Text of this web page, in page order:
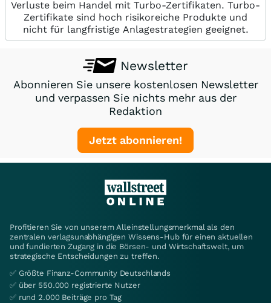
Verluste beim Handel mit Turbo-Zertifikaten. Turbo-
Zertifikate sind hoch risikoreiche Produkte und
nicht für langfristige Anlagestrategien geeignet.
Newsletter
Abonnieren Sie unsere kostenlosen Newsletter
und verpassen Sie nichts mehr aus der
Redaktion
Jetzt abonnieren!
Profitieren Sie von unserem Alleinstellungsmerkmal als den
zentralen verlagsunabhängigen Wissens-Hub für einen aktuellen
und fundierten Zugang in die Börsen- und Wirtschaftswelt, um
strategische Entscheidungen zu treffen.
✅ Größte Finanz-Community Deutschlands
✅ über 550.000 registrierte Nutzer
✅ rund 2.000 Beiträge pro Tag